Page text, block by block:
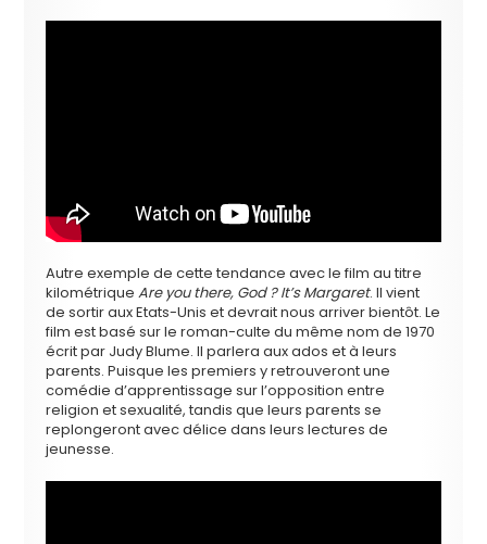
Autre exemple de cette tendance avec le film au titre
kilométriqueAre you there, God ? It’s Margaret. Il vient
de sortir aux Etats-Unis et devrait nous arriver bientôt. Le
film est basé sur le roman-culte du même nom de 1970
écrit par Judy Blume. Il parlera aux ados et à leurs
parents. Puisque les premiers y retrouveront une
comédie d’apprentissage sur l’opposition entre
religion et sexualité, tandis que leurs parents se
replongeront avec délice dans leurs lectures de
jeunesse.